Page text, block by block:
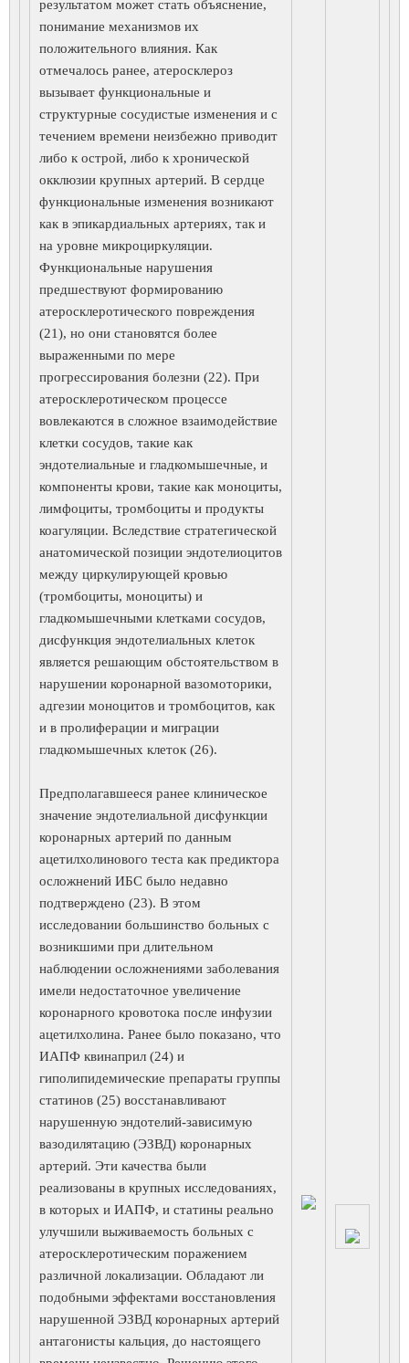
результатом может стать объяснение,
понимание механизмов их
положительного влияния. Как
отмечалось ранее, атеросклероз
вызывает функциональные и
структурные сосудистые изменения и с
течением времени неизбежно приводит
либо к острой, либо к хронической
окклюзии крупных артерий. В сердце
функциональные изменения возникают
как в эпикардиальных артериях, так и
на уровне микроциркуляции.
Функциональные нарушения
предшествуют формированию
атеросклеротического повреждения
(21), но они становятся более
выраженными по мере
прогрессирования болезни (22). При
атеросклеротическом процессе
вовлекаются в сложное взаимодействие
клетки сосудов, такие как
эндотелиальные и гладкомышечные, и
компоненты крови, такие как моноциты,
лимфоциты, тромбоциты и продукты
коагуляции. Вследствие стратегической
анатомической позиции эндотелиоцитов
между циркулирующей кровью
(тромбоциты, моноциты) и
гладкомышечными клетками сосудов,
дисфункция эндотелиальных клеток
является решающим обстоятельством в
нарушении коронарной вазомоторики,
адгезии моноцитов и тромбоцитов, как
и в пролиферации и миграции
гладкомышечных клеток (26).
Предполагавшееся ранее клиническое
значение эндотелиальной дисфункции
коронарных артерий по данным
ацетилхолинового теста как предиктора
осложнений ИБС было недавно
подтверждено (23). В этом
исследовании большинство больных с
возникшими при длительном
наблюдении осложнениями заболевания
имели недостаточное увеличение
коронарного кровотока после инфузии
ацетилхолина. Ранее было показано, что
ИАПФ квинаприл (24) и
гиполипидемические препараты группы
статинов (25) восстанавливают
нарушенную эндотелий-зависимую
вазодилятацию (ЭЗВД) коронарных
артерий. Эти качества были
реализованы в крупных исследованиях,
в которых и ИАПФ, и статины реально
улучшили выживаемость больных с
атеросклеротическим поражением
различной локализации. Обладают ли
подобными эффектами восстановления
нарушенной ЭЗВД коронарных артерий
антагонисты кальция, до настоящего